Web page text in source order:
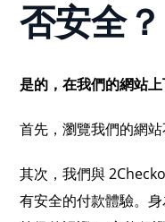
否安全？
是的，在我們的網站上
首先，瀏覽我們的網
其次，我們與
有安全的付款體驗。